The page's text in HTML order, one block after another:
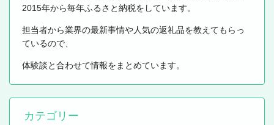
2015年から毎年ふるさと納税をしています。
担当者から業界の最新事情や人気の返礼品を教えてもらっ
ているので、
体験談と合わせて情報をまとめています。
カテゴリー